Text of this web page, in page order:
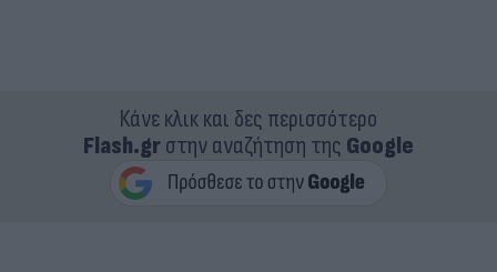
Κάνε κλικ και δες περισσότερο
Flash.grστην αναζήτηση της Google